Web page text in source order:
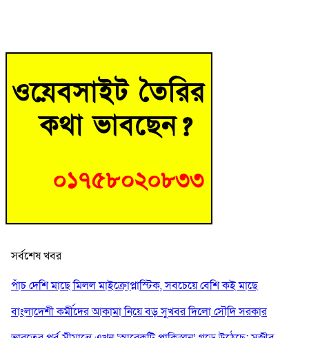
সর্বশেষ খবর
পাঁচ দেশি মাছে মিলল মাইক্রোপ্লাস্টিক, সবচেয়ে বেশি কই মাছে
বাংলাদেশী কর্মীদের আকামা নিয়ে বড় সুখবর দিলো সৌদি সরকার